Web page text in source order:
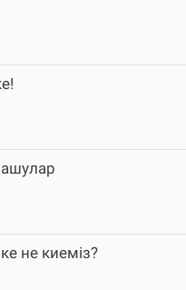
не киеміз?